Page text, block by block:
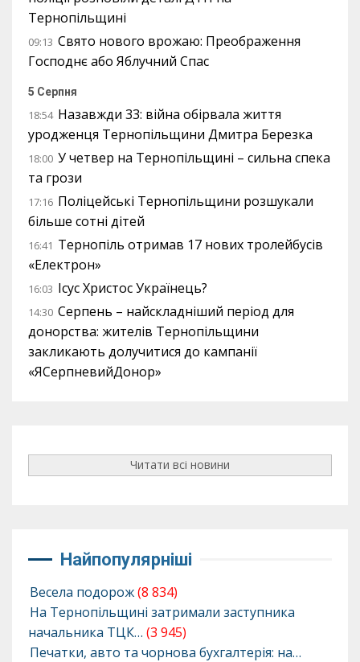
Тернопільщині
09:13 Свято нового врожаю: Преображення
Господнє або Яблучний Спас
5 Серпня
18:54 Назавжди 33: війна обірвала життя
уродженця Тернопільщини Дмитра Березка
18:00 У четвер на Тернопільщині – сильна спека
та грози
17:16 Поліцейські Тернопільщини розшукали
більше сотні дітей
16:41 Тернопіль отримав 17 нових тролейбусів
«Електрон»
16:03 Ісус Христос Українець?
14:30 Серпень – найскладніший період для
донорства: жителів Тернопільщини
закликають долучитися до кампанії
«ЯСерпневийДонор»
Читати всі новини
Найпопулярніші
Весела подорож(8 834)
На Тернопільщині затримали заступника
начальника ТЦК… (3 945)
Печатки, авто та чорнова бухгалтерія: на…